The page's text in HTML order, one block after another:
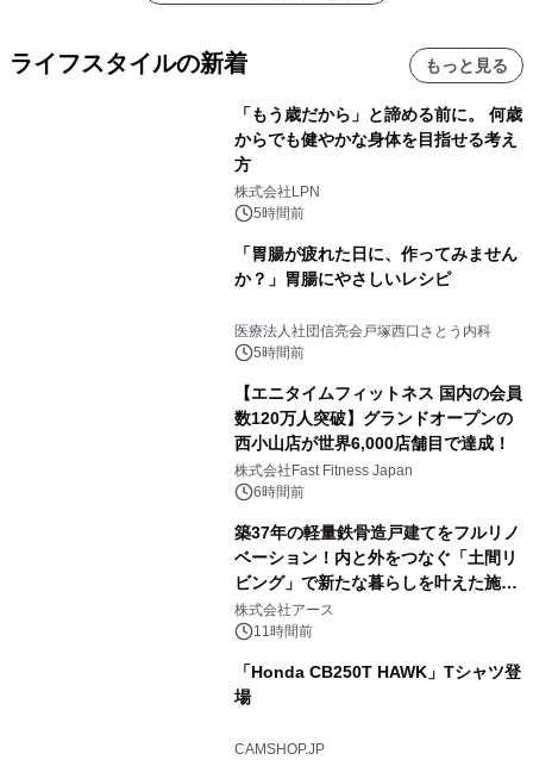
ライフスタイルの新着 もっと見る
「もう歳だから」と諦める前に。 何歳
からでも健やかな身体を目指せる考え
方
株式会社LPN
5時間前
「胃腸が疲れた日に、作ってみません
か？」胃腸にやさしいレシピ
医療法人社団信亮会戸塚西口さとう内科
5時間前
【エニタイムフィットネス 国内の会員
数120万人突破】グランドオープンの
西小山店が世界6,000店舗目で達成！
株式会社Fast Fitness Japan
6時間前
築37年の軽量鉄骨造戸建てをフルリノ
ベーション！内と外をつなぐ「土間リ
ビング」で新たな暮らしを叶えた施工
事例を株式会社アースが公開
株式会社アース
11時間前
「Honda CB250T HAWK」Tシャツ登
場
CAMSHOP.JP